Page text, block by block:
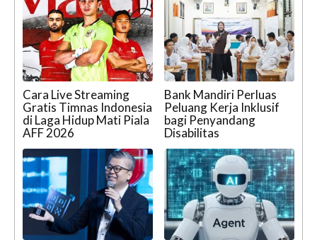
Cara Live Streaming
Gratis Timnas Indonesia
di Laga Hidup Mati Piala
AFF 2026
Bank Mandiri Perluas
Peluang Kerja Inklusif
bagi Penyandang
Disabilitas